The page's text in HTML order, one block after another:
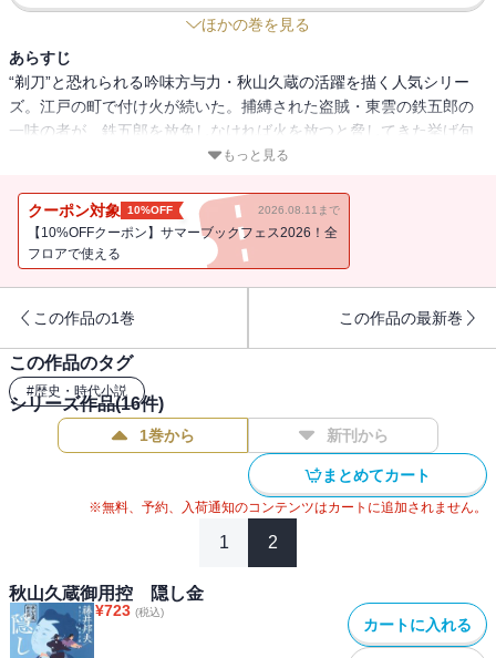
ほかの巻を見る
あらすじ
“剃刀”と恐れられる吟味方与力・秋山久蔵の活躍を描く人気シリー
ズ。江戸の町で付け火が続いた。捕縛された盗賊・東雲の鉄五郎の
一味の者が、鉄五郎を放免しなければ火を放つと脅してきた挙げ句
のことだった。南町奉行の荒尾但馬守は、大火を恐れるあまり久蔵
えられるのか。前作で長男・大助が生まれたのに続き、新メンバー
も登場。ますます快調です！
好評シリーズ第16弾！
もっと見る
クーポン対象 10%OFF 2026.08.11まで
【10%OFFクーポン】サマーブックフェス2026！全
フロアで使える
この作品の1巻 この作品の最新巻
この作品のタグ
#歴史・時代小説
シリーズ作品(16件)
1巻から 新刊から
まとめてカート
※無料、予約、入荷通知のコンテンツはカートに追加されません。
1 2
秋山久蔵御用控 隠し金
¥723 (税込)
カートに入れる